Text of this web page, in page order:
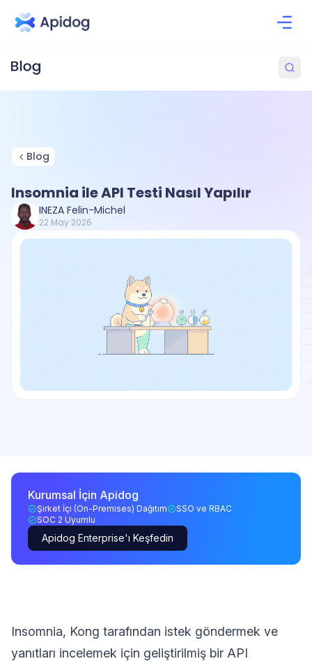
Blog
Insomnia ile API Testi Nasıl Yapılır
INEZA Felin-Michel
22 May 2026
Kurumsal İçin Apidog
Şirket İçi (On-Premises) Dağıtım
SSO ve RBAC
SOC 2 Uyumlu
Apidog Enterprise'ı Keşfedin
Insomnia, Kong tarafından istek göndermek ve
yanıtları incelemek için geliştirilmiş bir API